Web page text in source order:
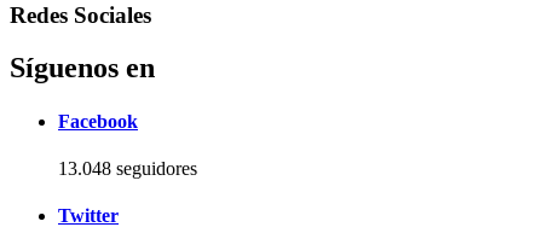
Redes Sociales
Síguenos en
Facebook
13.048 seguidores
Twitter